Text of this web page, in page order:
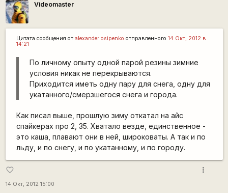
Videomaster
Цитата сообщения от alexander osipenko отправленного 14 Окт, 2012 в
14:21
По личному опыту одной парой резины зимние
условия никак не перекрываются.
Приходится иметь одну пару для снега, одну для
укатанного/смерзшегося снега и города.
Как писал выше, прошлую зиму откатал на айс
спайкерах про 2, 35. Хватало везде, единственное -
это каша, плавают они в ней, широковаты. А так и по
льду, и по снегу, и по укатанному, и по городу.
favorite_border
14 Окт, 2012 15:00
more_vert